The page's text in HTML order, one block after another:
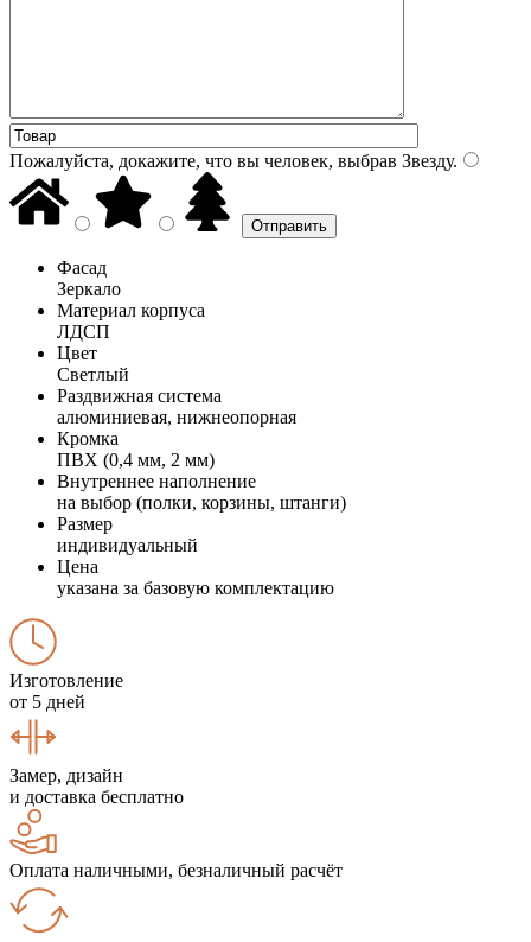
Пожалуйста, докажите, что вы человек, выбрав Звезду.
Фасад
Зеркало
Материал корпуса
ЛДСП
Цвет
Светлый
Раздвижная система
алюминиевая, нижнеопорная
Кромка
ПВХ (0,4 мм, 2 мм)
Внутреннее наполнение
на выбор (полки, корзины, штанги)
Размер
индивидуальный
Цена
указана за базовую комплектацию
Изготовление
от 5 дней
Замер, дизайн
и доставка бесплатно
Оплата наличными, безналичный расчёт